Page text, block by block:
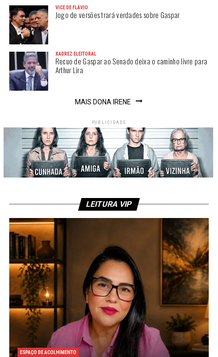
VICE DE FLÁVIO
Jogo de versões trará verdades sobre Gaspar
XADREZ ELEITORAL
Recuo de Gaspar ao Senado deixa o caminho livre para
Arthur Lira
MAIS DONA IRENE
PUBLICIDADE
LEITURA VIP
ESPAÇO DE ACOLHIMENTO